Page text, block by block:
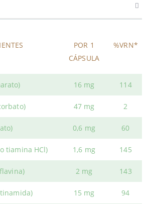
POR 1
CÁPSULA
%VRN*
16 mg 114
47 mg 2
0,6 mg 60
tiamina HCl) 1,6 mg 145
2 mg 143
15 mg 94